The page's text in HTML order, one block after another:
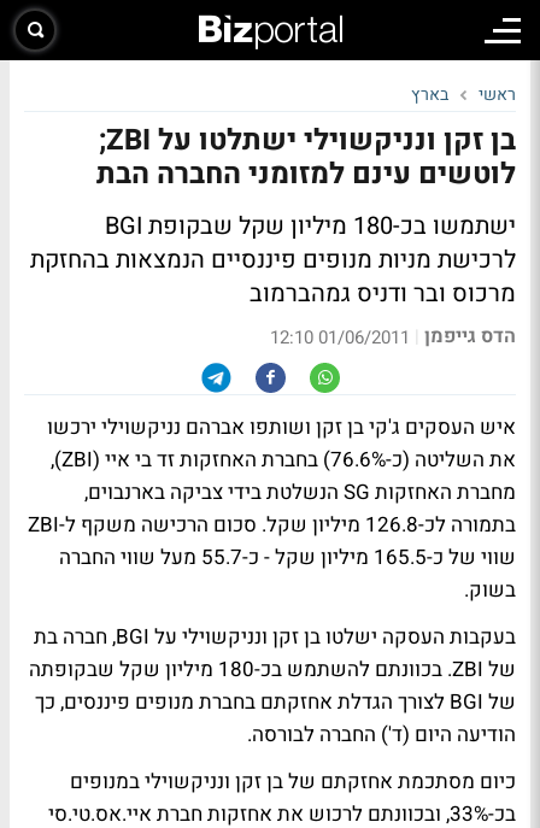
ראשי בארץ
בן זקן ונניקשוילי ישתלטו על ZBI;
לוטשים עינם למזומני החברה הבת
ישתמשו בכ-180 מיליון שקל שבקופת BGI
לרכישת מניות מנופים פיננסיים הנמצאות בהחזקת
מרכוס ובר ודניס גמהברמוב
הדס גייפמן |
01/06/2011 12:10
איש העסקים ג'קי בן זקן ושותפו אברהם נניקשוילי ירכשו
את השליטה (כ-76.6%) בחברת האחזקות זד בי איי (ZBI),
מחברת האחזקות SG הנשלטת בידי צביקה בארנבוים,
בתמורה לכ-126.8 מיליון שקל. סכום הרכישה משקף ל-ZBI
שווי של כ-165.5 מיליון שקל - כ-55.7 מעל שווי החברה
בשוק.
בעקבות העסקה ישלטו בן זקן ונניקשוילי על BGI, חברה בת
של ZBI. בכוונתם להשתמש בכ-180 מיליון שקל שבקופתה
של BGI לצורך הגדלת אחזקתם בחברת מנופים פיננסים, כך
הודיעה היום (ד') החברה לבורסה.
כיום מסתכמת אחזקתם של בן זקן ונניקשוילי במנופים
בכ-33%, ובכוונתם לרכוש את אחזקות חברת איי.אס.טי.סי